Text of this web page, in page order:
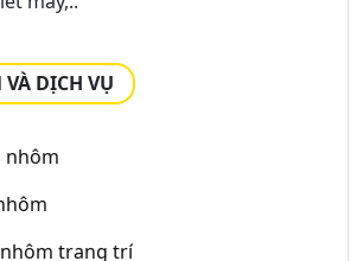
DỊCH VỤ
nhôm
trang trí